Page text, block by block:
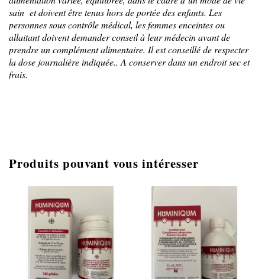
sain et doivent être tenus hors de portée des enfants. Les
personnes sous contrôle médical, les femmes enceintes ou
allaitant doivent demander conseil à leur médecin avant de
prendre un complément alimentaire. Il est conseillé de respecter
la dose journalière indiquée.. A conserver dans un endroit sec et
frais.
Produits pouvant vous intéresser